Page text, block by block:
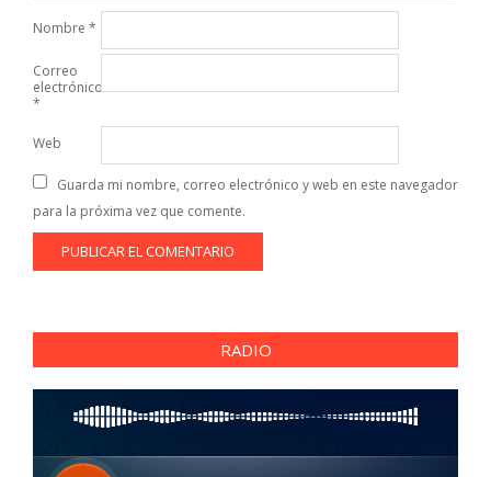
Nombre *
Correo
electrónico
*
Web
Guarda mi nombre, correo electrónico y web en este navegador
para la próxima vez que comente.
RADIO